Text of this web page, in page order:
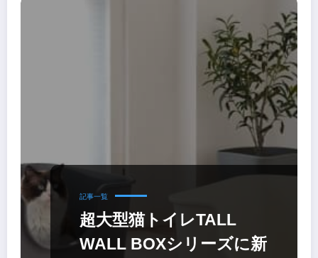
記事一覧
超大型猫トイレTALL
WALL BOXシリーズに新